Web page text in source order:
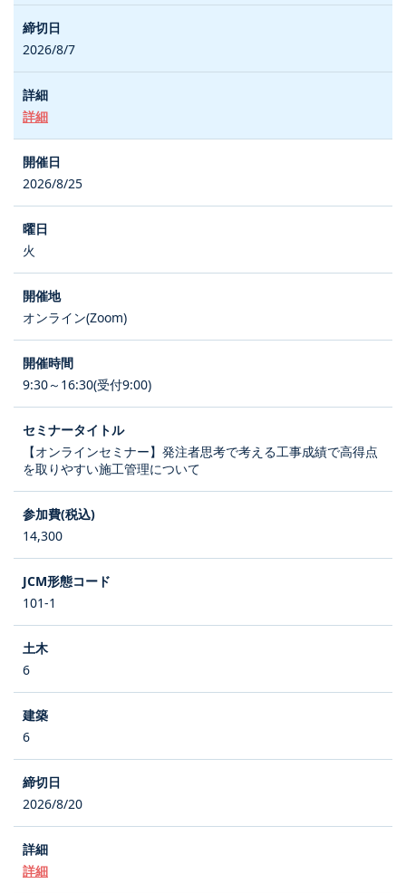
2026/8/7
詳細
2026/8/25
火
オンライン(Zoom)
9:30～16:30(受付9:00)
【オンラインセミナー】発注者思考で考える工事成績で高得点
を取りやすい施工管理について
14,300
101-1
6
6
2026/8/20
詳細